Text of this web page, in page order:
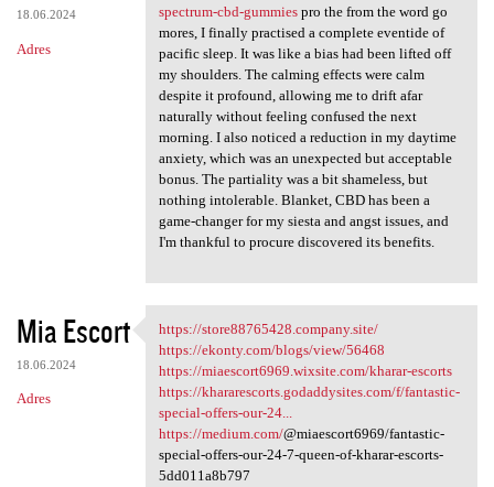
18.06.2024
Adres
spectrum-cbd-gummiespro the from the word go
mores, I finally practised a complete eventide of
pacific sleep. It was like a bias had been lifted off
my shoulders. The calming effects were calm
despite it profound, allowing me to drift afar
naturally without feeling confused the next
morning. I also noticed a reduction in my daytime
anxiety, which was an unexpected but acceptable
bonus. The partiality was a bit shameless, but
nothing intolerable. Blanket, CBD has been a
game-changer for my siesta and angst issues, and
I'm thankful to procure discovered its benefits.
Mia Escort
18.06.2024
Adres
https://store88765428.company
https://store88765428.company.site/
https://ekonty.com/blogs/view/56468
https://miaescort6969.wixsite.com/kharar-escorts
https://khararescorts.godaddysites.com/f/fantastic-
special-offers-our-24...
https://medium.com/@miaescort6969/fantastic-
special-offers-our-24-7-queen-of-kharar-escorts-
5dd011a8b797